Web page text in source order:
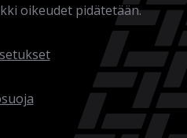
oikeudet pidätetään.